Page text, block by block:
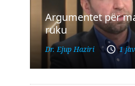
Argumentet për
ruku
Dr. Ejup Haziri 1